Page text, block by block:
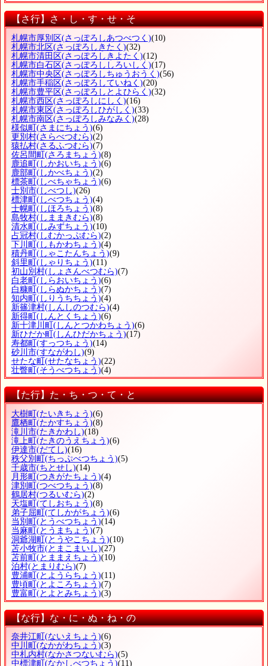
【さ行】さ・し・す・せ・そ
札幌市厚別区(さっぽろしあつべつく)(10)
札幌市北区(さっぽろしきたく)(32)
札幌市清田区(さっぽろしきよたく)(12)
札幌市白石区(さっぽろししろいしく)(17)
札幌市中央区(さっぽろしちゅうおうく)(56)
札幌市手稲区(さっぽろしていねく)(20)
札幌市豊平区(さっぽろしとよひらく)(32)
札幌市西区(さっぽろしにしく)(16)
札幌市東区(さっぽろしひがしく)(33)
札幌市南区(さっぽろしみなみく)(28)
様似町 (さまにちょう)(6)
更別村(さらべつむら)(2)
猿払村(さるふつむら)(7)
佐呂間町 (さろまちょう)(8)
鹿追町 (しかおいちょう)(6)
鹿部町 (しかべちょう)(2)
標茶町 (しべちゃちょう)(6)
士別市(しべつし)(26)
標津町 (しべつちょう)(4)
士幌町 (しほろちょう)(8)
島牧村(しままきむら)(8)
清水町 (しみずちょう)(10)
占冠村(しむかっぷむら)(2)
下川町 (しもかわちょう)(4)
積丹町 (しゃこたんちょう)(9)
斜里町 (しゃりちょう)(11)
初山別村(しょさんべつむら)(7)
白老町 (しらおいちょう)(6)
白糠町 (しらぬかちょう)(7)
知内町 (しりうちちょう)(4)
新篠津村(しんしのつむら)(4)
新得町 (しんとくちょう)(6)
新十津川町 (しんとつかわちょう)(6)
新ひだか町 (しんひだかちょう)(17)
寿都町 (すっつちょう)(14)
砂川市(すながわし)(9)
せたな町 (せたなちょう)(22)
壮瞥町 (そうべつちょう)(4)
【た行】た・ち・つ・て・と
大樹町(たいきちょう)(6)
鷹栖町(たかすちょう)(8)
滝川市(たきかわし)(18)
滝上町(たきのうえちょう)(6)
伊達市(だてし)(16)
秩父別町(ちっぷべつちょう)(5)
千歳市(ちとせし)(14)
月形町(つきがたちょう)(4)
津別町(つべつちょう)(8)
鶴居村(つるいむら)(2)
天塩町(てしおちょう)(8)
弟子屈町(てしかがちょう)(6)
当別町(とうべつちょう)(14)
当麻町(とうまちょう)(7)
洞爺湖町(とうやこちょう)(10)
苫小牧市(とまこまいし)(27)
苫前町(とままえちょう)(10)
泊村(とまりむら)(7)
豊浦町(とようらちょう)(11)
豊頃町(とよころちょう)(7)
豊富町(とよとみちょう)(3)
【な行】な・に・ぬ・ね・の
奈井江町 (ないえちょう)(6)
中川町 (なかがわちょう)(3)
中札内村(なかさつないむら)(5)
中標津町 (なかしべつちょう)(11)